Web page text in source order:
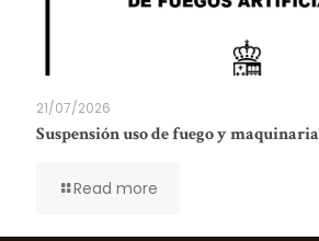
21/07/2026
Suspensión uso de fuego y maquinaria
Read more